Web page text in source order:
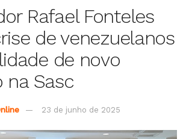
Rafael Fonteles
de venezuelanos
de novo
na Sasc
23 de junho de 2025